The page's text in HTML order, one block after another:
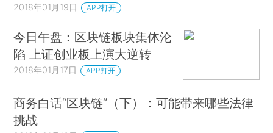
2018年01月19日 APP打开
今日午盘：区块链板块集体沦
陷 上证创业板上演大逆转
2018年01月17日 APP打开
商务白话“区块链”（下）：可能带来哪些法律
挑战